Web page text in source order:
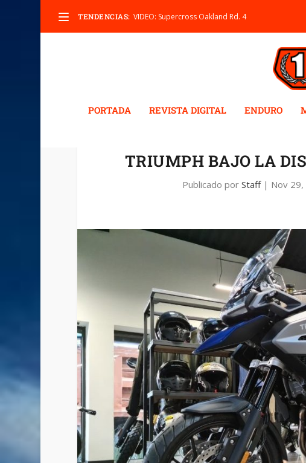
TENDENCIAS: VIDEO: Supercross Oakland Rd. 4
PORTADA REVISTA DIGITAL ENDURO
TRIUMPH BAJO LA
Publicado por Staff| Nov 29,